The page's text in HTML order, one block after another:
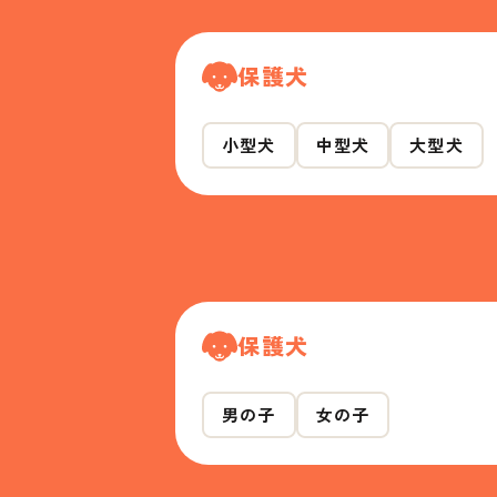
保護犬
小型犬 中型犬 大型犬
保護犬
男の子 女の子